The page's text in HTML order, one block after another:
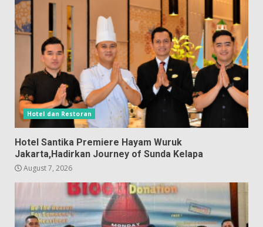
Hotel dan Restoran
Hotel Santika Premiere Hayam Wuruk
Jakarta,Hadirkan Journey of Sunda Kelapa
August 7, 2026